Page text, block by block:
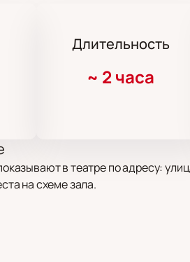
Длительность
~ 2 часа
в театре по адресу:
на схеме зала.
Герои ищут